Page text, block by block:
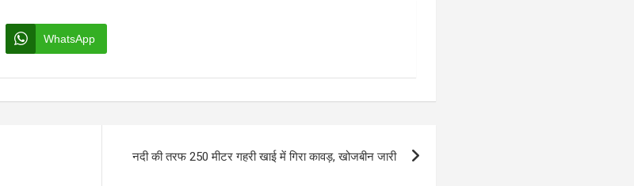
WhatsApp
नदी की तरफ 250 मीटर गहरी खाई में गिरा कावड़, खोजबीन जारी